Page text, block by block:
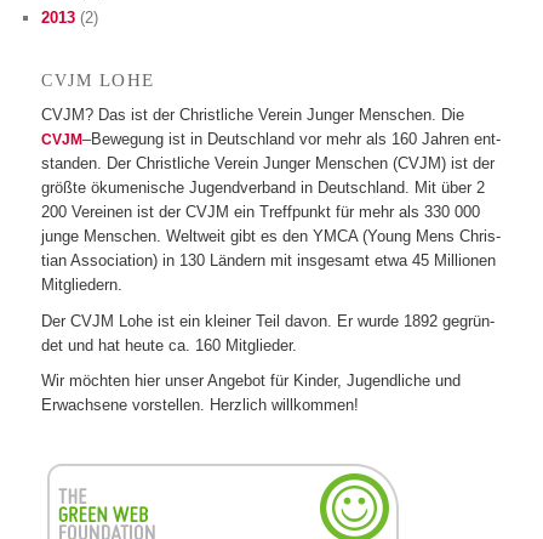
2013 (2)
CVJM LOHE
CVJM? Das ist der Christ­li­che Ver­ein Jun­ger Men­schen. Die
CVJM–Bewe­gung ist in Deutsch­land vor mehr als 160 Jah­ren ent­
stan­den. Der Christ­li­che Ver­ein Jun­ger Men­schen (CVJM) ist der
größte öku­me­ni­sche Jugend­ver­band in Deutsch­land. Mit über 2
200 Ver­ei­nen ist der CVJM ein Treff­punkt für mehr als 330 000
junge Men­schen. Welt­weit gibt es den YMCA (Young Mens Chris­
tian Asso­cia­tion) in 130 Län­dern mit ins­ge­samt etwa 45 Mil­lio­nen
Mitgliedern.
Der CVJM Lohe ist ein klei­ner Teil davon. Er wurde 1892 gegrün­
det und hat heute ca. 160 Mitglieder.
Wir möch­ten hier unser Ange­bot für Kin­der, Jugend­li­che und
Erwach­sene vor­stel­len. Herz­lich willkommen!